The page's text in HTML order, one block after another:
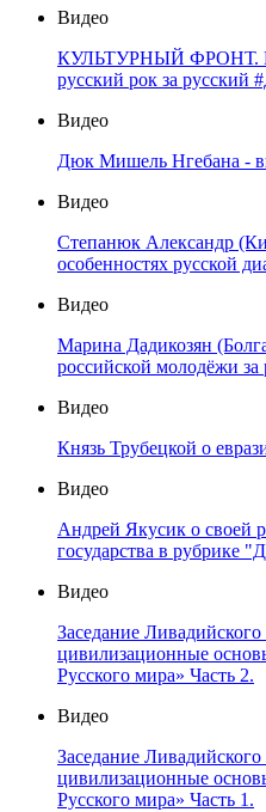
Видео
КУЛЬТУРНЫЙ ФРОНТ.
русский рок за русский
Видео
Дюк Мишель Нгебана -
Видео
Степанюк Александр
особенностях русской
Видео
Марина Дадикозян
российской молодёжи
Видео
Князь Трубецкой о
Видео
Андрей Якусик о своей
государства в рубрике
Видео
Заседание
цивилизационные
Русского мира» Часть 2.
Видео
Заседание
цивилизационные
Русского мира» Часть 1.